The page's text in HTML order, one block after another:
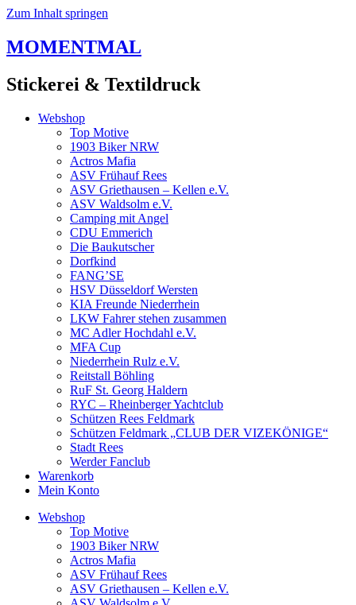
Zum Inhalt springen
MOMENTMAL
Stickerei & Textildruck
Webshop
Top Motive
1903 Biker NRW
Actros Mafia
ASV Frühauf Rees
ASV Griethausen – Kellen e.V.
ASV Waldsolm e.V.
Camping mit Angel
CDU Emmerich
Die Baukutscher
Dorfkind
FANG’SE
HSV Düsseldorf Wersten
KIA Freunde Niederrhein
LKW Fahrer stehen zusammen
MC Adler Hochdahl e.V.
MFA Cup
Niederrhein Rulz e.V.
Reitstall Böhling
RuF St. Georg Haldern
RYC – Rheinberger Yachtclub
Schützen Rees Feldmark
Schützen Feldmark „CLUB DER VIZEKÖNIGE“
Stadt Rees
Werder Fanclub
Warenkorb
Mein Konto
Webshop
Top Motive
1903 Biker NRW
Actros Mafia
ASV Frühauf Rees
ASV Griethausen – Kellen e.V.